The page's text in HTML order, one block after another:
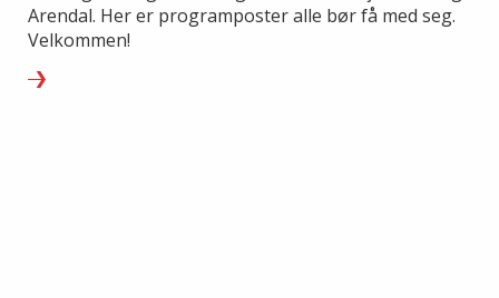
Arendal. Her er programposter alle bør få med seg.
Velkommen!